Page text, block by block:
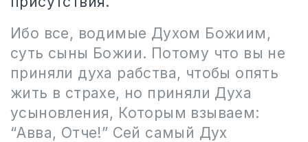
Ибо все, водимые Духом Божиим,
суть сыны Божии. Потому что вы не
приняли духа рабства, чтобы опять
жить в страхе, но приняли Духа
усыновления, Которым взываем:
“Авва, Отче!” Сей самый Дух